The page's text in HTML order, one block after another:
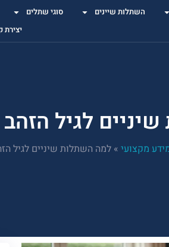
השתלות שיינים סוגי שתלים
יצירת
לגיל
מקצועי » למה השתלות שיניים לגיל